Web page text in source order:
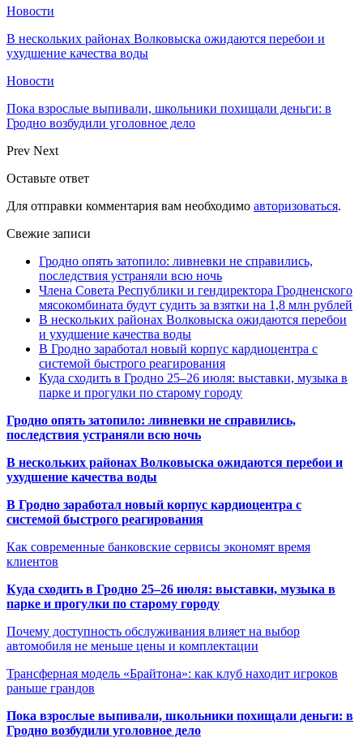
Новости
В нескольких районах Волковыска ожидаются перебои и
ухудшение качества воды
Новости
Пока взрослые выпивали, школьники похищали деньги: в
Гродно возбудили уголовное дело
Prev Next
Оставьте ответ
Для отправки комментария вам необходимо авторизоваться.
Свежие записи
Гродно опять затопило: ливневки не справились,
последствия устраняли всю ночь
Члена Совета Республики и гендиректора Гродненского
мясокомбината будут судить за взятки на 1,8 млн рублей
В нескольких районах Волковыска ожидаются перебои
и ухудшение качества воды
В Гродно заработал новый корпус кардиоцентра с
системой быстрого реагирования
Куда сходить в Гродно 25–26 июля: выставки, музыка в
парке и прогулки по старому городу
Гродно опять затопило: ливневки не справились,
последствия устраняли всю ночь
В нескольких районах Волковыска ожидаются перебои и
ухудшение качества воды
В Гродно заработал новый корпус кардиоцентра с
системой быстрого реагирования
Как современные банковские сервисы экономят время
клиентов
Куда сходить в Гродно 25–26 июля: выставки, музыка в
парке и прогулки по старому городу
Почему доступность обслуживания влияет на выбор
автомобиля не меньше цены и комплектации
Трансферная модель «Брайтона»: как клуб находит игроков
раньше грандов
Пока взрослые выпивали, школьники похищали деньги: в
Гродно возбудили уголовное дело